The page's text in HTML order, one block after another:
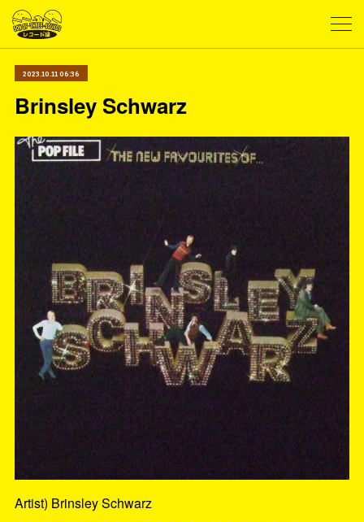
2023.10.11 06:36
Brinsley Schwarz
Artist) Brinsley Schwarz